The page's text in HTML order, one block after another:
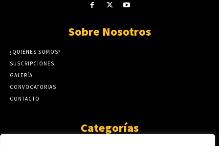
Sobre Nosotros
¿QUIÉNES SOMOS?
SUSCRIPCIONES
GALERÍA
CONVOCATORIAS
CONTACTO
Categorías